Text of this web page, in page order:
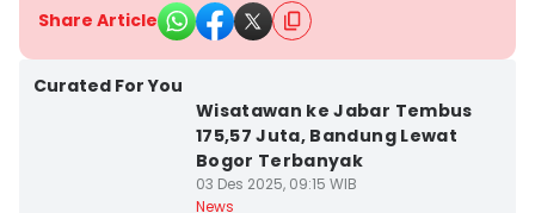
Share Article
Curated For You
Wisatawan ke Jabar Tembus
175,57 Juta, Bandung Lewat
Bogor Terbanyak
03 Des 2025, 09:15 WIB
News